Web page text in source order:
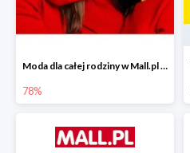
Moda dla całej rodziny w Mall.pl do -78%
78%